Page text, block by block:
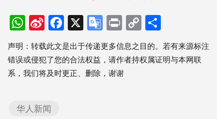
WhatsApp
Sina
Weibo
Facebook
X Google
Translate
PrintCopy
Link享
声明：转载此文是出于传递更多信息之目的。若有来源标注
错误或侵犯了您的合法权益，请作者持权属证明与本网联
系，我们将及时更正、删除，谢谢
华人新闻